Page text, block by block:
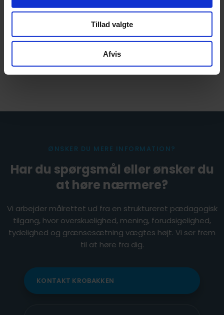
Tillad valgte
Afvis
ØNSKER DU MERE INFORMATION?
Har du spørgsmål eller ønsker du
at høre nærmere?
Vi arbejder målrettet ud fra en struktureret pædagogisk
tilgang, hvor overskuelighed, mening, forudsigelighed,
tydelighed og grænsesætning vægtes højt. Vi ser frem
til at høre fra dig.
KONTAKT KROBAKKEN​